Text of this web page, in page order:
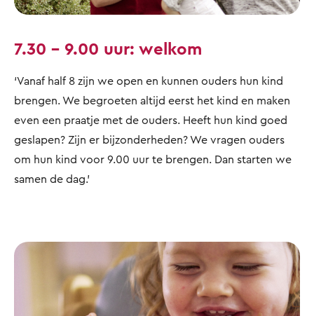
7.30 – 9.00 uur: welkom
‘Vanaf half 8 zijn we open en kunnen ouders hun kind
brengen. We begroeten altijd eerst het kind en maken
even een praatje met de ouders. Heeft hun kind goed
geslapen? Zijn er bijzonderheden? We vragen ouders
om hun kind voor 9.00 uur te brengen. Dan starten we
samen de dag.’